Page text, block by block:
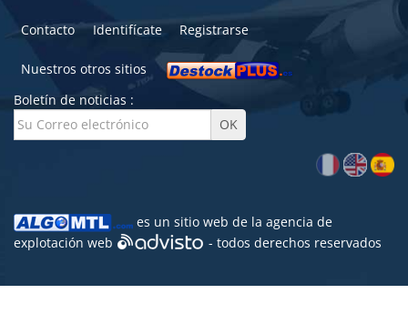
Contacto Identifícate Registrarse
Nuestros otros sitios
Boletín de noticias :
es un sitio web de la agencia de
explotación web
- todos derechos reservados